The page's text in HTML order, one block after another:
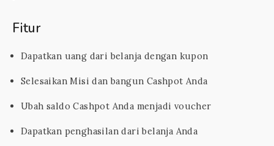
Fitur
Dapatkan uang dari belanja dengan kupon
Selesaikan Misi dan bangun Cashpot Anda
Ubah saldo Cashpot Anda menjadi voucher
Dapatkan penghasilan dari belanja Anda